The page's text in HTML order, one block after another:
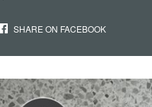
SHARE ON FACEBOOK